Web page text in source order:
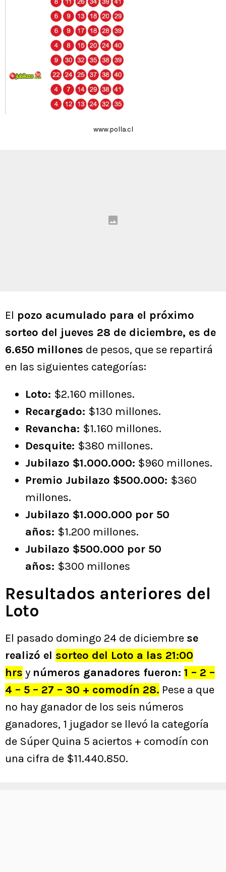
www.polla.cl
El pozo acumulado para el próximo
sorteo del jueves 28 de diciembre, es de
6.650 millones de pesos, que se repartirá
en las siguientes categorías:
Loto: $2.160 millones.
Recargado: $130 millones.
Revancha: $1.160 millones.
Desquite: $380 millones.
Jubilazo $1.000.000: $960 millones.
Premio Jubilazo $500.000: $360
millones.
Jubilazo $1.000.000 por 50
años: $1.200 millones.
Jubilazo $500.000 por 50
años: $300 millones
Resultados anteriores del
Loto
El pasado domingo 24 de diciembre se
realizó el sorteo del Loto a las 21:00
hrs y números ganadores fueron: 1 – 2 –
4 – 5 – 27 – 30 + comodín 28. Pese a que
no hay ganador de los seis números
ganadores, 1 jugador se llevó la categoría
de Súper Quina 5 aciertos + comodín con
una cifra de $11.440.850.